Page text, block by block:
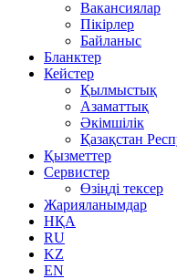
Вакансиялар
Пікірлер
Байланыс
Бланктер
Кейстер
Қылмыстық
Азаматтық
Әкімшілік
Қазақстан
Қызметтер
Сервистер
Өзіңді тексер
Жарияланымдар
НҚА
RU
KZ
EN